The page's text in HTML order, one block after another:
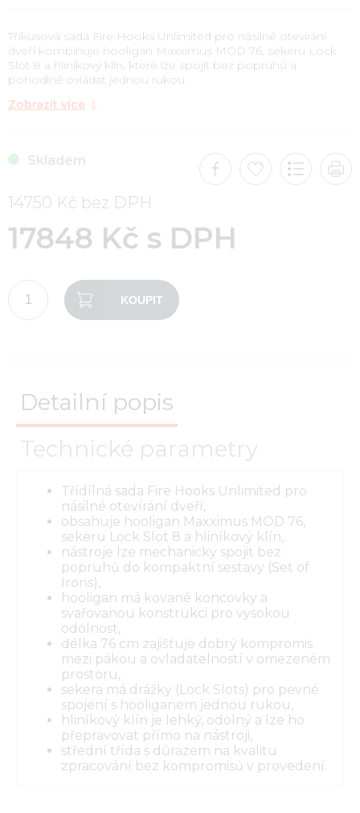
Tříkusová sada Fire Hooks Unlimited pro násilné otevírání
dveří kombinuje hooligan Maxximus MOD 76, sekeru Lock
Slot 8 a hliníkový klín, které lze spojit bez popruhů a
pohodlně ovládat jednou rukou.
Zobrazit více
Skladem
14750 Kč bez DPH
17848 Kč s DPH
KOUPIT
Detailní popis
Technické parametry
Třídílná sada Fire Hooks Unlimited pro
násilné otevírání dveří,
obsahuje hooligan Maxximus MOD 76,
sekeru Lock Slot 8 a hliníkový klín,
nástroje lze mechanicky spojit bez
popruhů do kompaktní sestavy (Set of
Irons),
hooligan má kované koncovky a
svařovanou konstrukci pro vysokou
odolnost,
délka 76 cm zajišťuje dobrý kompromis
mezi pákou a ovladatelností v omezeném
prostoru,
sekera má drážky (Lock Slots) pro pevné
spojení s hooliganem jednou rukou,
hliníkový klín je lehký, odolný a lze ho
přepravovat přímo na nástroji,
střední třída s důrazem na kvalitu
zpracování bez kompromisů v provedení.